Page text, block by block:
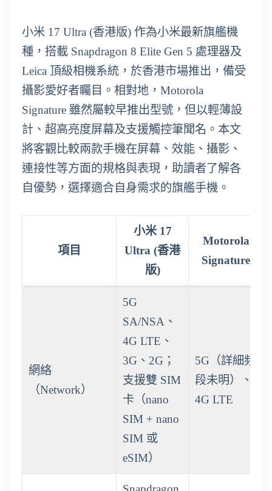
小米 17 Ultra (香港版) 作為小米最新旗艦機
種，搭載 Snapdragon 8 Elite Gen 5 處理器及
Leica 頂級相機系統，於香港市場推出，備受
攝影愛好者矚目。相對地，Motorola
Signature 雖然屬較早推出型號，但以輕薄設
計、超高亮度屏幕及支援觸控筆聞名。本文
將客觀比較兩款手機在屏幕、效能、攝影、
連接性等方面的規格與表現，助讀者了解各
自優勢，選擇適合自身需求的旗艦手機。
項目
小米 17
Ultra (香港
版)
Motorola
Signature
網絡
（Network）
5G
SA/NSA、
4G LTE、
3G、2G；
支援雙 SIM
卡（nano
SIM + nano
SIM 或
eSIM）
5G（詳細頻
段未明）、
4G LTE